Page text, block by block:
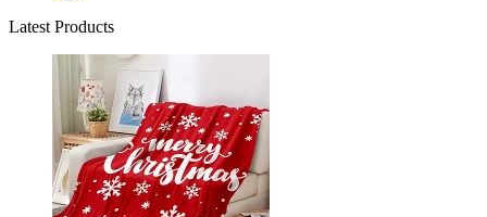
Latest Products